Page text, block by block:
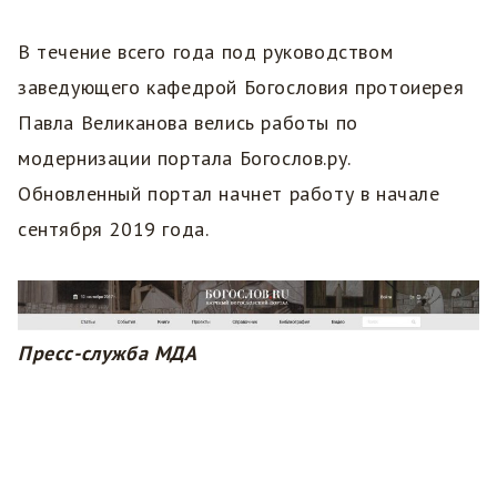
В течение всего года под руководством
заведующего кафедрой Богословия протоиерея
Павла Великанова велись работы по
модернизации портала Богослов.ру.
Обновленный портал начнет работу в начале
сентября 2019 года.
Пресс-служба МДА